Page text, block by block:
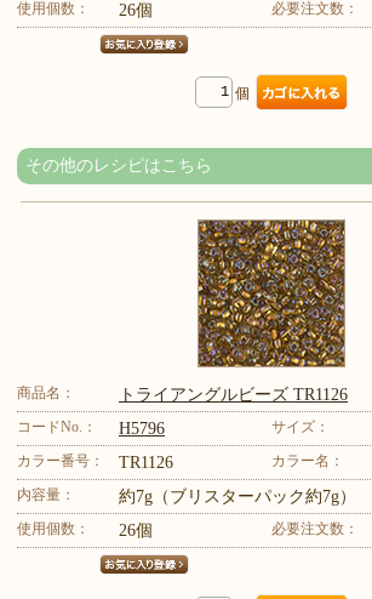
使用個数： 26個 必要注文数：
個
その他のレシピはこちら
商品名： トライアングルビーズ TR1126
コードNo.： H5796 サイズ：
カラー番号： TR1126 カラー名：
内容量： 約7g（ブリスターパック約7g）
使用個数： 26個 必要注文数：